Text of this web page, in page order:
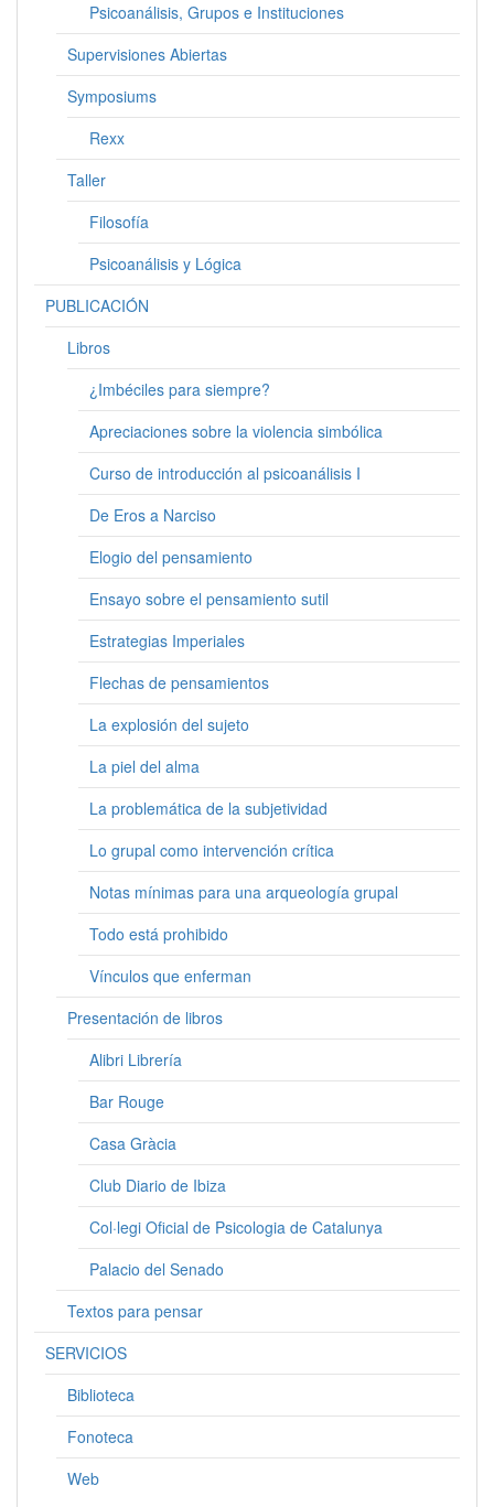
Psicoanálisis, Grupos e Instituciones
Supervisiones Abiertas
Symposiums
Rexx
Taller
Filosofía
Psicoanálisis y Lógica
PUBLICACIÓN
Libros
¿Imbéciles para siempre?
Apreciaciones sobre la violencia simbólica
Curso de introducción al psicoanálisis I
De Eros a Narciso
Elogio del pensamiento
Ensayo sobre el pensamiento sutil
Estrategias Imperiales
Flechas de pensamientos
La explosión del sujeto
La piel del alma
La problemática de la subjetividad
Lo grupal como intervención crítica
Notas mínimas para una arqueología grupal
Todo está prohibido
Vínculos que enferman
Presentación de libros
Alibri Librería
Bar Rouge
Casa Gràcia
Club Diario de Ibiza
Col·legi Oficial de Psicologia de Catalunya
Palacio del Senado
Textos para pensar
SERVICIOS
Biblioteca
Fonoteca
Web